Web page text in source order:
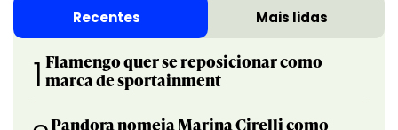
Recentes Mais lidas
1 Flamengo quer se reposicionar como
marca de sportainment
Pandora nomeia Marina Cirelli como